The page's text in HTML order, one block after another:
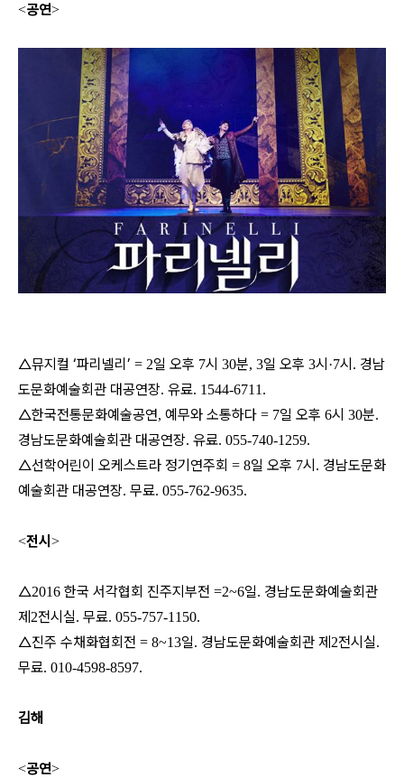
<공연>
△뮤지컬 ‘파리넬리’ = 2일 오후 7시 30분, 3일 오후 3시 ·7시 . 경남
도문화예술회관 대공연장. 유료. 1544-6711.
△한국전통문화예술공연, 예무와 소통하다 = 7일 오후 6시 30분.
경남도문화예술회관 대공연장. 유료. 055-740-1259.
△선학어린이 오케스트라 정기연주회 = 8일 오후 7시 . 경남도문화
예술회관 대공연장. 무료. 055-762-9635.
<전시 >
△2016 한국 서각협회 진주지부전 =2~6일. 경남도문화예술회관
제2전시실. 무료. 055-757-1150.
△진주 수채화협회전 = 8~13일. 경남도문화예술회관 제2전시실.
무료. 010-4598-8597.
김해
<공연>